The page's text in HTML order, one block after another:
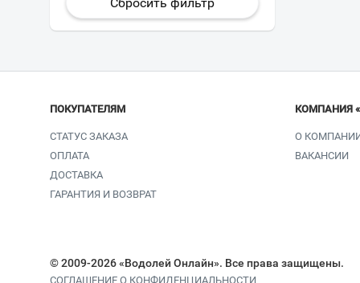
ПОКУПАТЕЛЯМ
СТАТУС ЗАКАЗА
ОПЛАТА
ДОСТАВКА
ГАРАНТИЯ И ВОЗВРАТ
КОМПАНИЯ
О
ВАКАНСИИ
© 2009-2026 «Водолей Онлайн». Все права защищены.
СОГЛАШЕНИЕ О КОНФИДЕНЦИАЛЬНОСТИ